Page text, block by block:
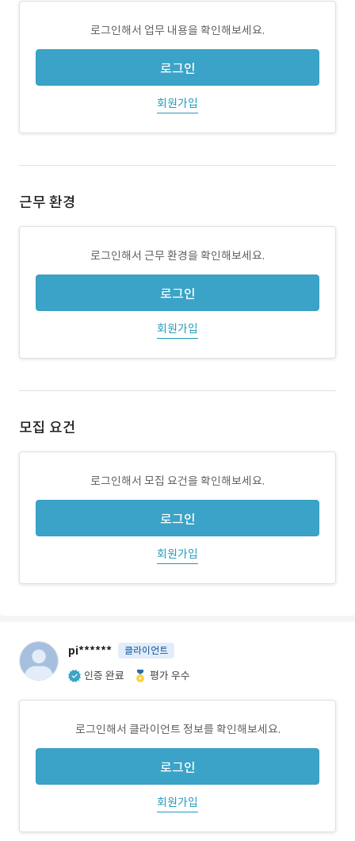
로그인해서 업무 내용을 확인해보세요.
로그인
회원가입
근무 환경
로그인해서 근무 환경을 확인해보세요.
로그인
회원가입
모집 요건
로그인해서 모집 요건을 확인해보세요.
로그인
회원가입
pi****** 클라이언트
인증 완료 평가 우수
로그인해서 클라이언트 정보를 확인해보세요.
로그인
회원가입